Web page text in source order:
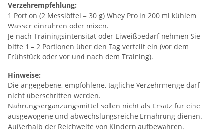
Verzehrempfehlung:
1 Portion (2 Messlöffel = 30 g) Whey Pro in 200 ml kühlem
Wasser einrühren oder mixen.
Je nach Trainingsintensität oder Eiweißbedarf nehmen Sie
bitte 1 – 2 Portionen über den Tag verteilt ein (vor dem
Frühstück oder vor und nach dem Training).
Hinweise:
Die angegebene, empfohlene, tägliche Verzehrmenge darf
nicht überschritten werden.
Nahrungsergänzungsmittel sollen nicht als Ersatz für eine
ausgewogene und abwechslungsreiche Ernährung dienen.
Außerhalb der Reichweite von Kindern aufbewahren.